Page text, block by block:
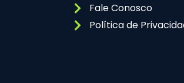
Fale Conosco
Política de